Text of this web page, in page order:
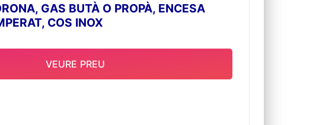
GAS BUTÀ O PROPÀ, ENCESA
COS INOX
VEURE PREU